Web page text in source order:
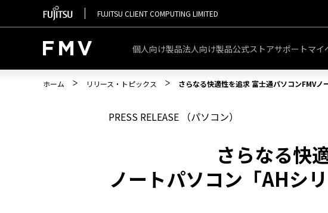
FUJITSU CLIENT COMPUTING LIMITED
個人向け製品法人向け製品公式ストアサポートマイ
ホーム リリース・トピックス さらなる快適性を追求 富士通パソコンFMV
PRESS RELEASE （パソコン）
さらなる快
ノートパソコン「AHシ